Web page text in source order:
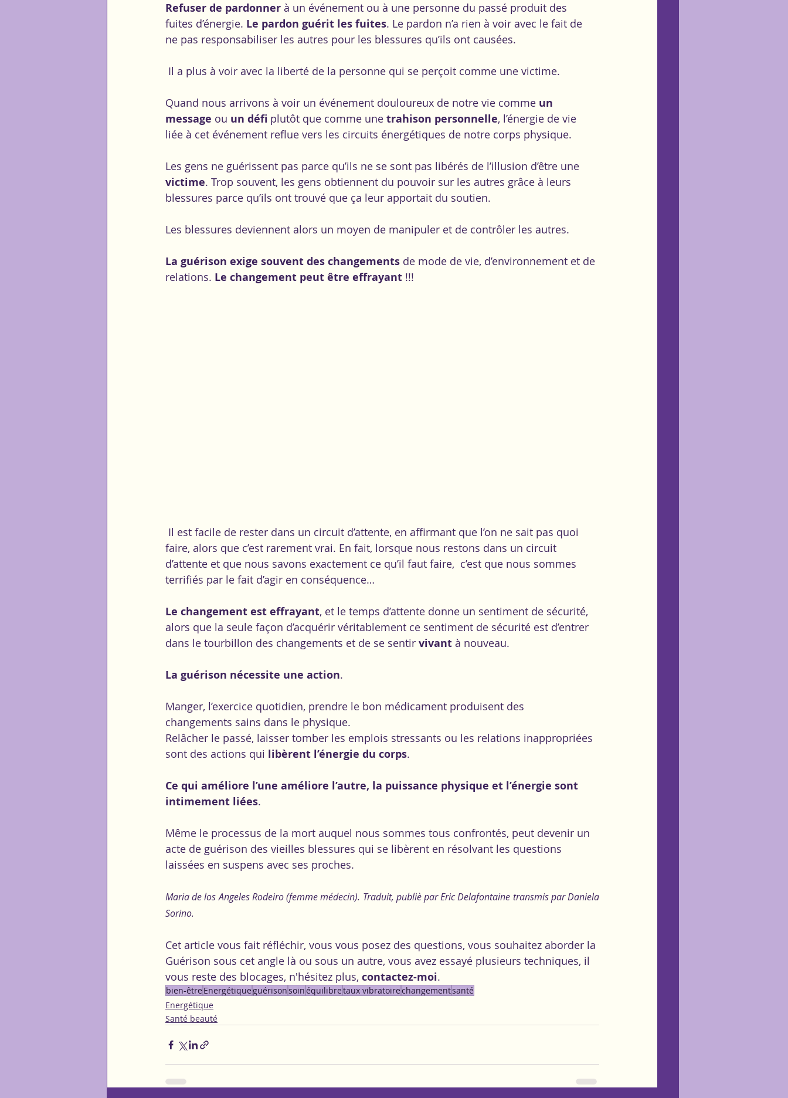
Refuser de pardonner à un événement ou à une personne du passé produit des
fuites d’énergie. Le pardon guérit les fuites. Le pardon n’a rien à voir avec le fait de
ne pas responsabiliser les autres pour les blessures qu’ils ont causées.
Il a plus à voir avec la liberté de la personne qui se perçoit comme une victime.
Quand nous arrivons à voir un événement douloureux de notre vie comme un
message ou un défi plutôt que comme une trahison personnelle, l’énergie de vie
liée à cet événement reflue vers les circuits énergétiques de notre corps physique.
Les gens ne guérissent pas parce qu’ils ne se sont pas libérés de l’illusion d’être une
victime. Trop souvent, les gens obtiennent du pouvoir sur les autres grâce à leurs
blessures parce qu’ils ont trouvé que ça leur apportait du soutien.
Les blessures deviennent alors un moyen de manipuler et de contrôler les autres.
La guérison exige souvent des changements de mode de vie, d’environnement et de
relations. Le changement peut être effrayant !!!
faire, alors que c’est rarement vrai. En fait, lorsque nous restons dans un circuit
d’attente et que nous savons exactement ce qu’il faut faire,  c’est que nous sommes
terrifiés par le fait d’agir en conséquence…
Le changement est effrayant, et le temps d’attente donne un sentiment de sécurité,
alors que la seule façon d’acquérir véritablement ce sentiment de sécurité est d’entrer
dans le tourbillon des changements et de se sentir vivant à nouveau.
La guérison nécessite une action.
Manger, l’exercice quotidien, prendre le bon médicament produisent des
changements sains dans le physique.
Relâcher le passé, laisser tomber les emplois stressants ou les relations inappropriées
sont des actions qui libèrent l’énergie du corps.
Ce qui améliore l’une améliore l’autre, la puissance physique et l’énergie sont
intimement liées.
Même le processus de la mort auquel nous sommes tous confrontés, peut devenir un
acte de guérison des vieilles blessures qui se libèrent en résolvant les questions
laissées en suspens avec ses proches.
Maria de los Angeles Rodeiro (femme médecin). Traduit, publiè par Eric Delafontaine transmis par Daniela
Sorino.
Cet article vous fait réfléchir, vous vous posez des questions, vous souhaitez aborder la
Guérison sous cet angle là ou sous un autre, vous avez essayé plusieurs techniques, il
vous reste des blocages, n'hésitez plus, contactez-moi.
bien-être Energétique guérisonsoinéquilibretaux vibratoirechangementsanté
Energétique
Santé beauté